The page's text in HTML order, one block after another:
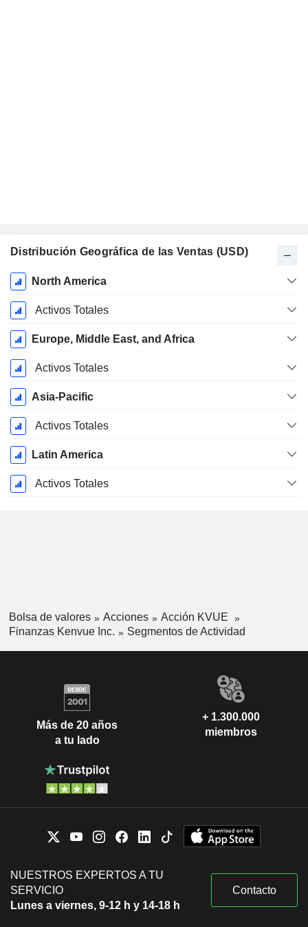
Distribución Geográfica de las Ventas (USD)
Período
fiscal:
Diciembre
North America
Activos Totales
Europe, Middle East, and Africa
Activos Totales
Asia-Pacific
Activos Totales
Latin America
Activos Totales
Bolsa de valores Acciones
Acción KVUE
Finanzas Kenvue Inc.
Segmentos de Actividad
Más de 20 años
a tu lado
+ 1.300.000
miembros
NUESTROS EXPERTOS A TU
SERVICIO
Lunes a viernes, 9-12 h y 14-18 h
Contacto